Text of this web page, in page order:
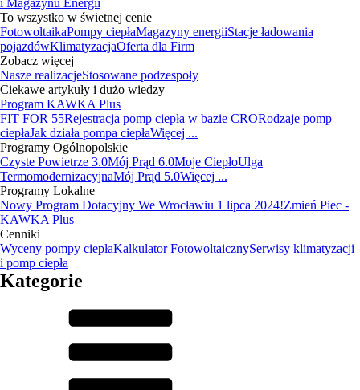
i Magazynu Energii
To wszystko w świetnej cenie
FotowoltaikaPompy ciepłaMagazyny energiiStacje ładowania
pojazdówKlimatyzacjaOferta dla Firm
Zobacz więcej
Nasze realizacjeStosowane podzespoły
Ciekawe artykuły i dużo wiedzy
Program KAWKA Plus
FIT FOR 55Rejestracja pomp ciepła w bazie CRORodzaje pomp
ciepłaJak działa pompa ciepłaWięcej ...
Programy Ogólnopolskie
Czyste Powietrze 3.0Mój Prąd 6.0Moje CiepłoUlga
TermomodernizacyjnaMój Prąd 5.0Więcej ...
Programy Lokalne
Nowy Program Dotacyjny We Wrocławiu 1 lipca 2024!Zmień Piec -
KAWKA Plus
Cenniki
Wyceny pompy ciepłaKalkulator FotowoltaicznySerwisy klimatyzacji
i pomp ciepła
Kategorie